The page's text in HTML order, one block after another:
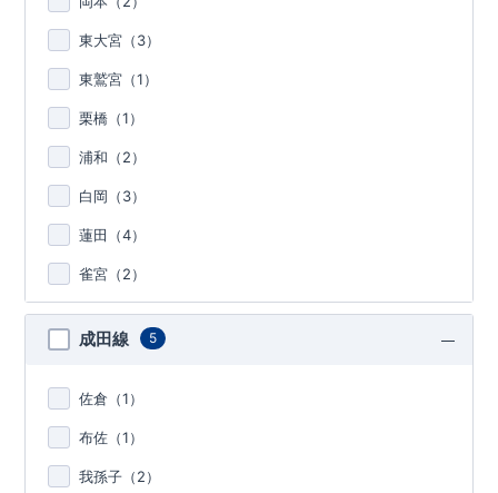
東大宮（3）
東鷲宮（1）
栗橋（1）
浦和（2）
白岡（3）
蓮田（4）
雀宮（2）
成田線 5
佐倉（1）
布佐（1）
我孫子（2）